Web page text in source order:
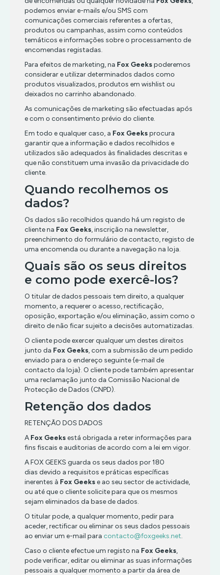
podemos enviar e-mails e/ou SMS com
comunicações comerciais referentes a ofertas,
produtos ou campanhas, assim como conteúdos
temáticos e informações sobre o processamento de
encomendas registadas.
Para efeitos de marketing, na Fox Geekspoderemos
considerar e utilizar determinados dados como
produtos visualizados, produtos em wishlist ou
deixados no carrinho abandonado.
As comunicações de marketing são efectuadas após
e com o consentimento prévio do cliente.
Em todo e qualquer caso, a Fox Geeksprocura
garantir que a informação e dados recolhidos e
utilizados são adequados às finalidades descritas e
que não constituem uma invasão da privacidade do
cliente.
Quando recolhemos os
dados?
Os dados são recolhidos quando há um registo de
cliente na Fox Geeks, inscrição na newsletter,
preenchimento do formulário de contacto, registo de
uma encomenda ou durante a navegação na loja.
Quais são os seus direitos
e como pode exercê-los?
O titular de dados pessoais tem direito, a qualquer
momento, a requerer o acesso, rectificação,
oposição, exportação e/ou eliminação, assim como o
direito de não ficar sujeito a decisões automatizadas.
O cliente pode exercer qualquer um destes direitos
junto da Fox Geeks, com a submissão de um pedido
enviado para o endereço seguinte {e-mail de
contacto da loja}. O cliente pode também apresentar
uma reclamação junto da Comissão Nacional de
Protecção de Dados (CNPD).
Retenção dos dados
RETENÇÃO DOS DADOS
AFox Geeksestá obrigada a reter informações para
fins fiscais e auditorias de acordo com a lei em vigor.
A FOX GEEKS guarda os seus dados por 180
dias devido a requisitos e práticas específicas
inerentes à Fox Geekse ao seu sector de actividade,
ou até que o cliente solicite para que os mesmos
sejam eliminados da base de dados.
O titular pode, a qualquer momento, pedir para
aceder, rectificar ou eliminar os seus dados pessoais
ao enviar um e-mail para contacto@foxgeeks.net.
Caso o cliente efectue um registo na Fox Geeks,
pode verificar, editar ou eliminar as suas informações
pessoais a qualquer momento a partir da área de